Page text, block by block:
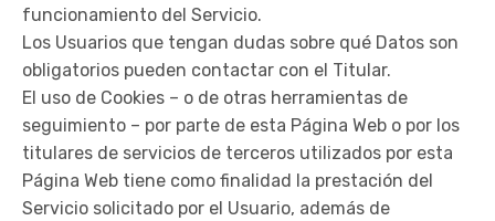
funcionamiento del Servicio.
Los Usuarios que tengan dudas sobre qué Datos son
obligatorios pueden contactar con el Titular.
El uso de Cookies – o de otras herramientas de
seguimiento – por parte de esta Página Web o por los
titulares de servicios de terceros utilizados por esta
Página Web tiene como finalidad la prestación del
Servicio solicitado por el Usuario, además de